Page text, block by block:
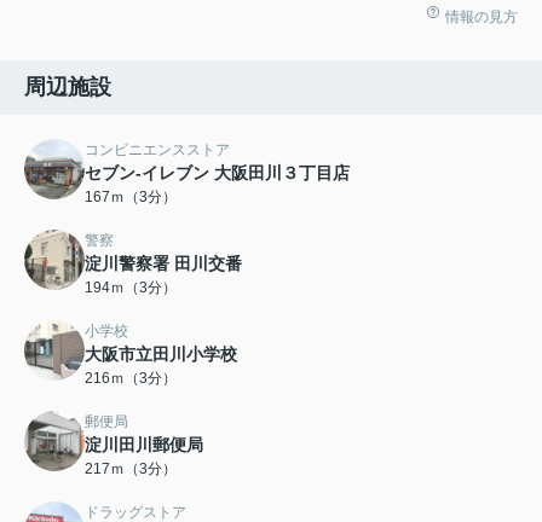
情報の見方
周辺施設
コンビニエンスストア
セブン-イレブン 大阪田川３丁目店
167ｍ（3分）
警察
淀川警察署 田川交番
194ｍ（3分）
小学校
大阪市立田川小学校
216ｍ（3分）
郵便局
淀川田川郵便局
217ｍ（3分）
ドラッグストア